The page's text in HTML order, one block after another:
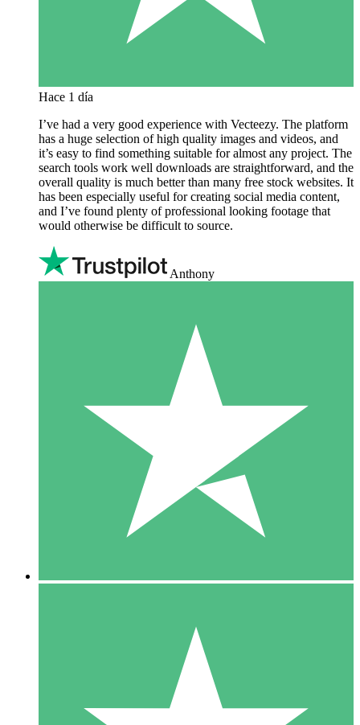
Hace 1 día
I’ve had a very good experience with Vecteezy. The platform
has a huge selection of high quality images and videos, and
it’s easy to find something suitable for almost any project. The
search tools work well downloads are straightforward, and the
overall quality is much better than many free stock websites. It
has been especially useful for creating social media content,
and I’ve found plenty of professional looking footage that
would otherwise be difficult to source.
Anthony